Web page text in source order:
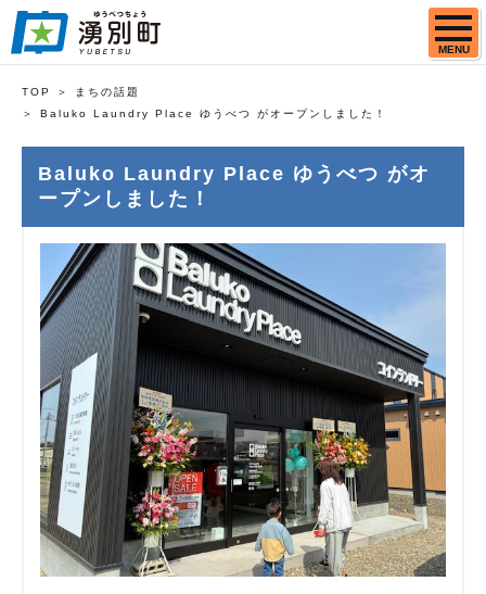
MENU
TOP
まちの話題
Baluko Laundry Place ゆうべつ がオープンしました！
Baluko Laundry Place ゆうべつ がオ
ープンしました！